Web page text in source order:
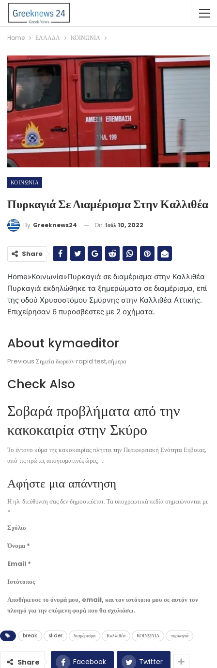
Home ΕΛΛΑΔΑ ΚΟΙΝΩΝΙΑ
ΚΟΙΝΩΝΙΑ
Πυρκαγιά Σε Διαμέρισμα Στην Καλλιθέα
By Greeknews24 On Ιούλ 10, 2022
Share
Home»Κοινωνία»Πυρκαγιά σε διαμέρισμα στην Καλλιθέα
Πυρκαγιά εκδηλώθηκε τα ξημερώματα σε διαμέρισμα, επί
της οδού Χρυσοστόμου Σμύρνης στην Καλλιθέα Αττικής.
Επιχείρησαν 6 πυροσβέστες με 2 οχήματα.
About kymaeditor
Previous Σημεία δωρεάν rapid test,σήμερα
Check Also
Σοβαρά προβλήματα από την
κακοκαιρία στην Σκύρο
Το έντονο κύμα της κακοκαιρίας πλήττει την Περιφερειακή Ενότητα Εύβοιας,
από τις πρώτες απογευματινές ώρες, …
Αφήστε μια απάντηση
Η ηλ. διεύθυνση σας δεν δημοσιεύεται. Τα υποχρεωτικά πεδία σημειώνονται με
*
Σχόλιο
Όνομα *
Email *
Ιστότοπος
Αποθήκευσε το όνομά μου, email, και τον ιστότοπο μου σε αυτόν τον
πλοηγό για την επόμενη φορά που θα σχολιάσω.
break slider διαμέρισμα Καλλιθέα ΚΟΙΝΩΝΙΑ πυρκαγιά
Share Facebook Twitter